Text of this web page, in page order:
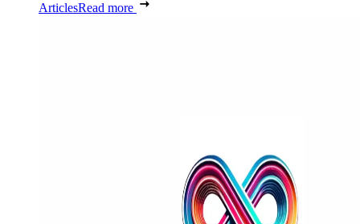
ArticlesRead more